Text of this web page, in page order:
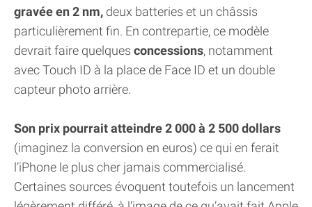
gravée en 2 nm, deux batteries et un châssis
particulièrement fin. En contrepartie, ce modèle
devrait faire quelques concessions, notamment
avec Touch ID à la place de Face ID et un double
capteur photo arrière.
Son prix pourrait atteindre 2 000 à 2 500 dollars
(imaginez la conversion en euros) ce qui en ferait
l’iPhone le plus cher jamais commercialisé.
Certaines sources évoquent toutefois un lancement